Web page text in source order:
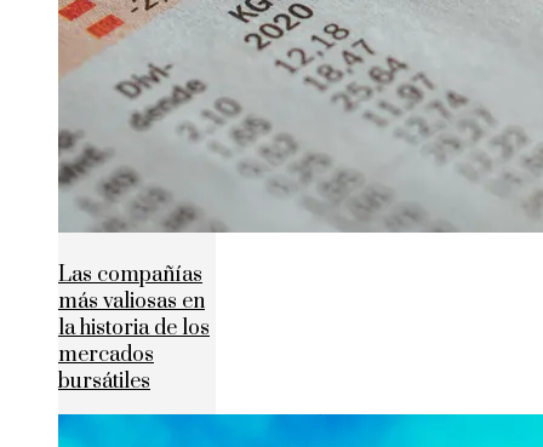
Las compañías
más valiosas en
la historia de los
mercados
bursátiles